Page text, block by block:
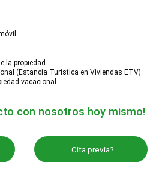
la propiedad
(Estancia Turística en Viviendas ETV)
vacacional
con nosotros hoy mismo!
Cita previa?